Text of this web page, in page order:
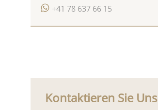
+41 78 637 66 15
Kontaktieren Sie Uns